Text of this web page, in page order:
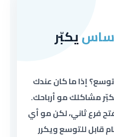
يكبّر
إذا ما كان عندك
مشاكلك مو أرباحك.
فرع ثاني، لكن مو أي
قابل للتوسع ويكرر